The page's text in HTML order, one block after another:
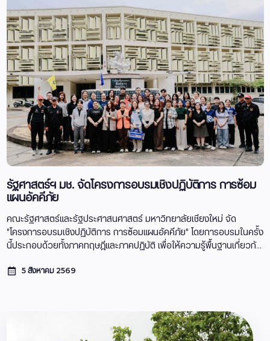
รัฐศาสตร์ฯ มช. จัดโครงการอบรมเชิงปฏิบัติการ การซ้อม
แผนอัคคีภัย
คณะรัฐศาสตร์และรัฐประศาสนศาสตร์ มหาวิทยาลัยเชียงใหม่ จัด
"โครงการอบรมเชิงปฏิบัติการ การซ้อมแผนอัคคีภัย" โดยการอบรมในครั้ง
นี้ประกอบด้วยทั้งภาคทฤษฎีและภาคปฏิบัติ เพื่อให้ความรู้พื้นฐานเกี่ยวกั...
5 สิงหาคม 2569